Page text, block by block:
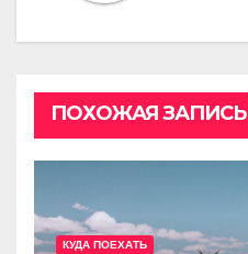
ПОХОЖАЯ ЗАПИСЬ
КУДА ПОЕХАТЬ